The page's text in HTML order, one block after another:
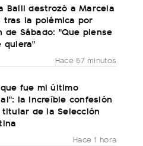
Balli destrozó a Marcela
tras la polémica por
de Sábado: "Que piense
quiera"
Hace 57 minutos
fue mi último
la increíble confesión
de la Selección
Hace 1 hora